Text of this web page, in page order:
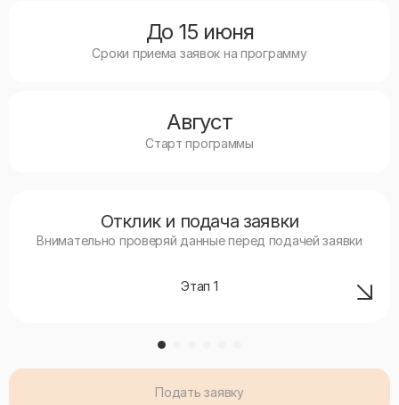
До 15 июня
Сроки приема заявок на программу
Август
Старт программы
Отклик и подача заявки
Внимательно проверяй данные перед подачей заявки
Этап 1
Подать заявку